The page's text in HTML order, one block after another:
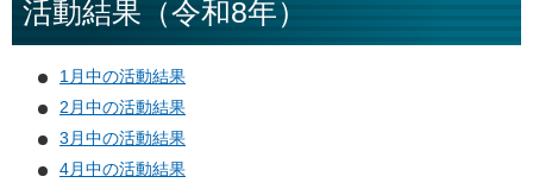
活動結果（令和8年）
1月中の活動結果
2月中の活動結果
3月中の活動結果
4月中の活動結果